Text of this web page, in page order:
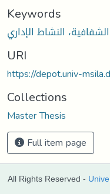
Keywords
URI
https://depot.univ-
Collections
Master Thesis
Full item page
All Rights Reserved -